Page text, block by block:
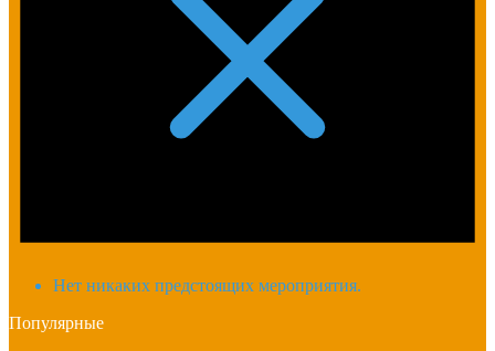
Нет никаких предстоящих мероприятия.
Популярные